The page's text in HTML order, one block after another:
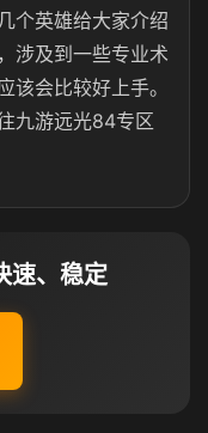
个英雄给大家介绍
涉及到一些专业术
该会比较好上手。
九游远光84专区
速、稳定